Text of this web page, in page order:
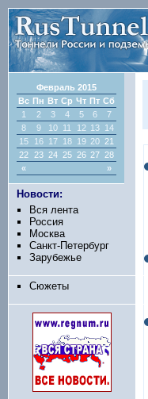
Февраль 2015
Вс Пн Вт Ср Чт Пт Сб
1
2 3 4 5 6
7
8
9 10 11 12 13
14
15
16 17 18 19 20 21
22 23 24 25 26 27 28
«
»
Новости:
Вся лента
Россия
Москва
Санкт-Петербург
Зарубежье
Сюжеты